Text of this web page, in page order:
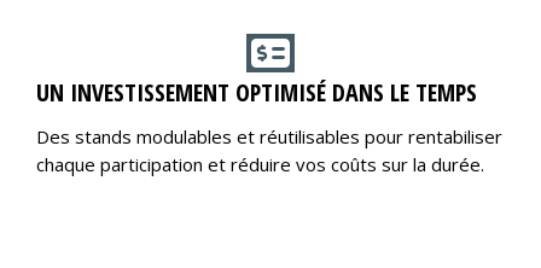
UN INVESTISSEMENT OPTIMISÉ DANS LE TEMPS
Des stands modulables et réutilisables pour rentabiliser
chaque participation et réduire vos coûts sur la durée.